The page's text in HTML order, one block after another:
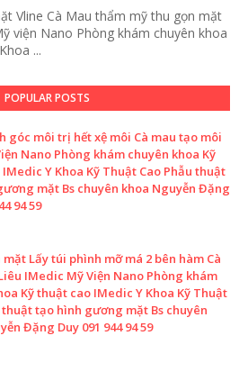
Vline Cà Mau thẩm mỹ thu gọn mặt
viện Nano Phòng khám chuyên khoa
...
POPULAR POSTS
góc môi trị hết xệ môi Cà mau tạo môi
Nano Phòng khám chuyên khoa Kỹ
Y Khoa Kỹ Thuật Cao Phẫu thuật
mặt Bs chuyên khoa Nguyễn Đặng
94 59
Lấy túi phình mỡ má 2 bên hàm Cà
IMedic Mỹ Viện Nano Phòng khám
Kỹ thuật cao IMedic Y Khoa Kỹ Thuật
thuật tạo hình gương mặt Bs chuyên
Đặng Duy 091 944 94 59